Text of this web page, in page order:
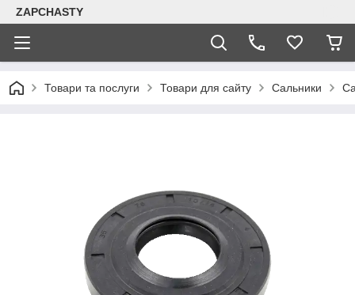
ZAPCHASTY
Товари та послуги Товари для сайту Сальники